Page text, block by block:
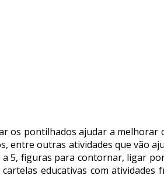
os pontilhados ajudar a melhorar
entre outras atividades que vão
5, figuras para contornar, ligar
educativas com atividades